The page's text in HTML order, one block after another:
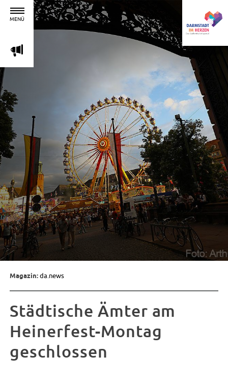
MENÜ
m
Magazin:da.news
Städtische Ämter am
Heinerfest-Montag
geschlossen